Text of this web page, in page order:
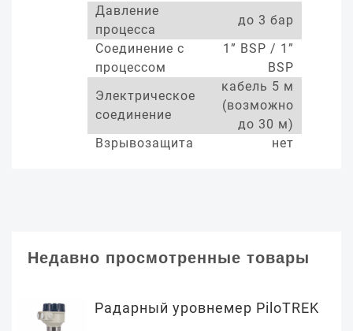
Давление
процесса
до 3 бар
Соединение с
процессом
1” BSP / 1”
BSP
Электрическое
соединение
кабель 5 м
(возможно
до 30 м)
Взрывозащита
нет
Недавно просмотренные товары
Радарный уровнемер PiloTREK